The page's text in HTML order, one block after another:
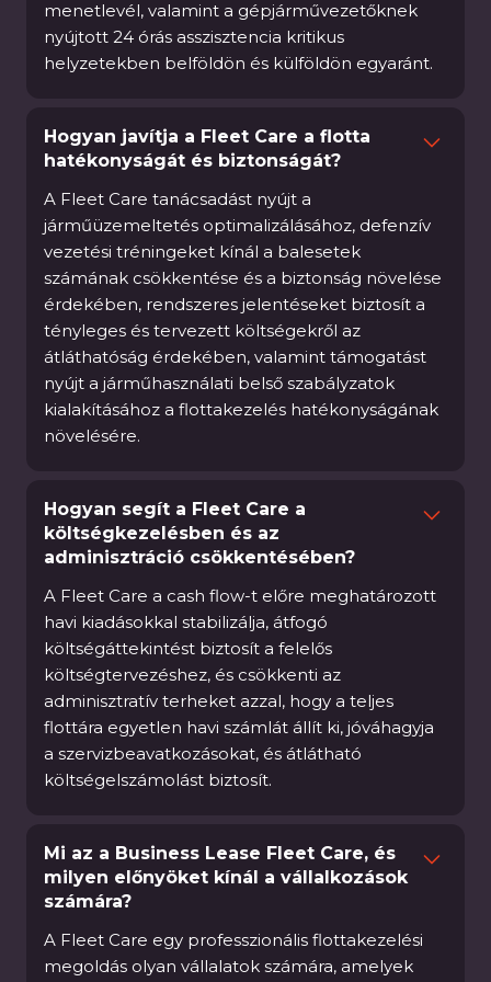
menetlevél, valamint a gépjárművezetőknek
nyújtott 24 órás asszisztencia kritikus
helyzetekben belföldön és külföldön egyaránt.
Hogyan javítja a Fleet Care a flotta
hatékonyságát és biztonságát?
A Fleet Care tanácsadást nyújt a
járműüzemeltetés optimalizálásához, defenzív
vezetési tréningeket kínál a balesetek
számának csökkentése és a biztonság növelése
érdekében, rendszeres jelentéseket biztosít a
tényleges és tervezett költségekről az
átláthatóság érdekében, valamint támogatást
nyújt a járműhasználati belső szabályzatok
kialakításához a flottakezelés hatékonyságának
növelésére.
Hogyan segít a Fleet Care a
költségkezelésben és az
adminisztráció csökkentésében?
A Fleet Care a cash flow-t előre meghatározott
havi kiadásokkal stabilizálja, átfogó
költségáttekintést biztosít a felelős
költségtervezéshez, és csökkenti az
adminisztratív terheket azzal, hogy a teljes
flottára egyetlen havi számlát állít ki, jóváhagyja
a szervizbeavatkozásokat, és átlátható
költségelszámolást biztosít.
Mi az a Business Lease Fleet Care, és
milyen előnyöket kínál a vállalkozások
számára?
A Fleet Care egy professzionális flottakezelési
megoldás olyan vállalatok számára, amelyek